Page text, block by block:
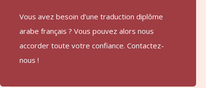
Vous avez besoin d’une traduction diplôme
arabe français ? Vous pouvez alors nous
accorder toute votre confiance. Contactez-
nous !